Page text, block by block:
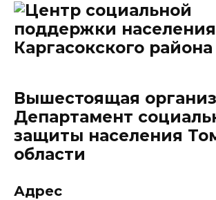
Вышестоящая
Департамент
защиты населения
области
Адрес